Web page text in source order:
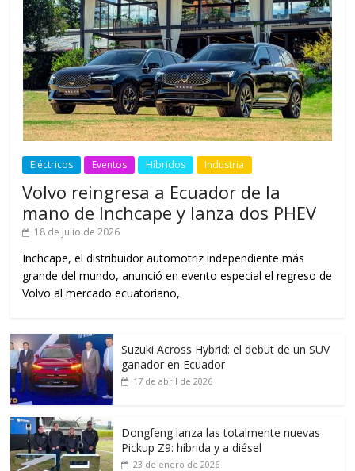
Eléctricos Eventos Híbridos Industria
Volvo reingresa a Ecuador de la
mano de Inchcape y lanza dos PHEV
18 de julio de 2026
Inchcape, el distribuidor automotriz independiente más
grande del mundo, anunció en evento especial el regreso de
Volvo al mercado ecuatoriano,
Suzuki Across Hybrid: el debut de un SUV
ganador en Ecuador
17 de abril de 2026
Dongfeng lanza las totalmente nuevas
Pickup Z9: híbrida y a diésel
23 de enero de 2026